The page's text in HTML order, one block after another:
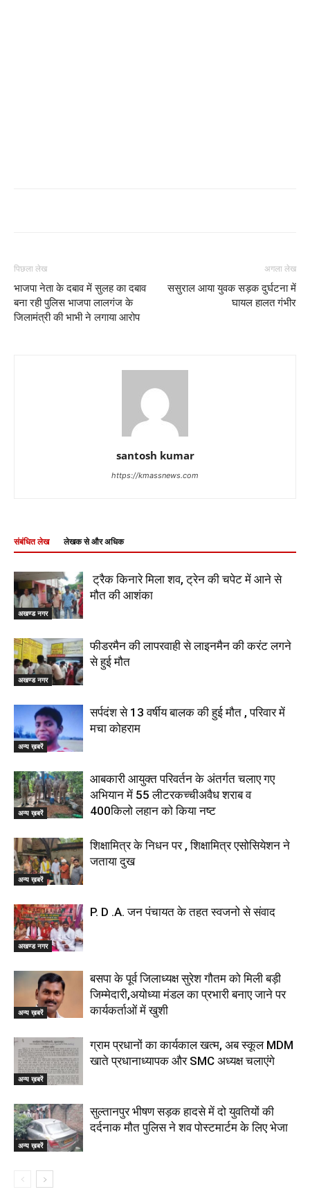
पिछला लेख
भाजपा नेता के दबाव में सुलह का दबाव
बना रही पुलिस भाजपा लालगंज के
जिलामंत्री की भाभी ने लगाया आरोप
अगला लेख
ससुराल आया युवक सड़क दुर्घटना में
घायल हालत गंभीर
santosh kumar
https://kmassnews.com
संबंधित लेख लेखक से और अधिक
अखण्ड नगर
ट्रैक किनारे मिला शव, ट्रेन की चपेट में आने से
मौत की आशंका
अखण्ड नगर
फीडरमैन की लापरवाही से लाइनमैन की करंट लगने
से हुई मौत
अन्य ख़बरें
सर्पदंश से 13 वर्षीय बालक की हुई मौत , परिवार में
मचा कोहराम
अन्य ख़बरें
आबकारी आयुक्त परिवर्तन के अंतर्गत चलाए गए
अभियान में 55 लीटरकच्चीअवैध शराब व
400किलो लहान को किया नष्ट
अन्य ख़बरें
शिक्षामित्र के निधन पर , शिक्षामित्र एसोसियेशन ने
जताया दुख
अखण्ड नगर
P. D .A. जन पंचायत के तहत स्वजनो से संवाद
अन्य ख़बरें
बसपा के पूर्व जिलाध्यक्ष सुरेश गौतम को मिली बड़ी
जिम्मेदारी,अयोध्या मंडल का प्रभारी बनाए जाने पर
कार्यकर्ताओं में खुशी
अन्य ख़बरें
ग्राम प्रधानों का कार्यकाल खत्म, अब स्कूल MDM
खाते प्रधानाध्यापक और SMC अध्यक्ष चलाएंगे
अन्य ख़बरें
सुल्तानपुर भीषण सड़क हादसे में दो युवतियों की
दर्दनाक मौत पुलिस ने शव पोस्टमार्टम के लिए भेजा